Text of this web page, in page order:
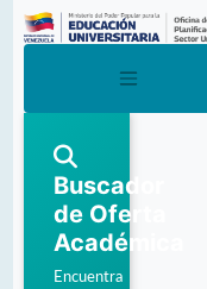
Buscador
de Oferta
Académica
Encuentra